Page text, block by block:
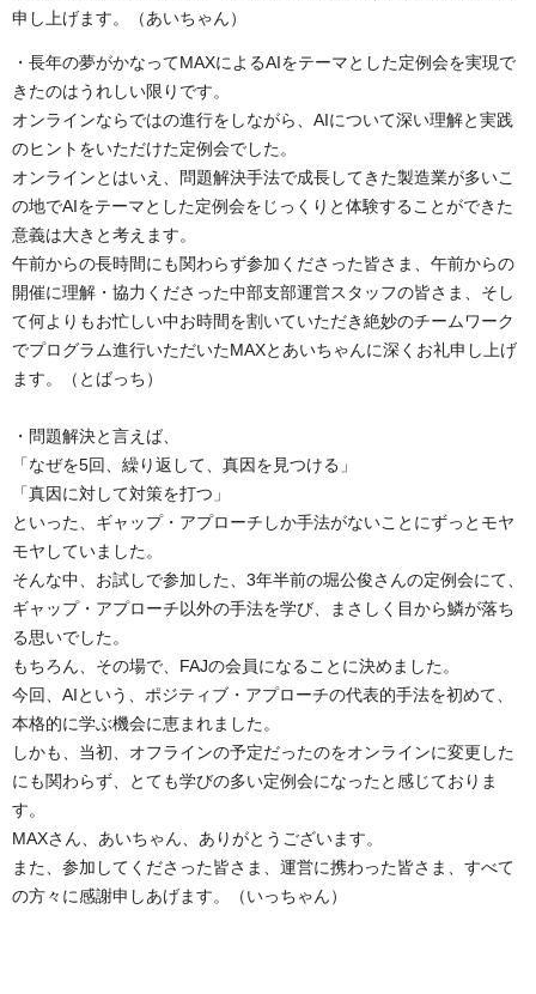
申し上げます。（あいちゃん）
・長年の夢がかなってMAXによるAIをテーマとした定例会を実現で
きたのはうれしい限りです。
オンラインならではの進行をしながら、AIについて深い理解と実践
のヒントをいただけた定例会でした。
オンラインとはいえ、問題解決手法で成長してきた製造業が多いこ
の地でAIをテーマとした定例会をじっくりと体験することができた
意義は大きと考えます。
午前からの長時間にも関わらず参加くださった皆さま、午前からの
開催に理解・協力くださった中部支部運営スタッフの皆さま、そし
て何よりもお忙しい中お時間を割いていただき絶妙のチームワーク
でプログラム進行いただいたMAXとあいちゃんに深くお礼申し上げ
ます。（とばっち）
・問題解決と言えば、
「なぜを5回、繰り返して、真因を見つける」
「真因に対して対策を打つ」
といった、ギャップ・アプローチしか手法がないことにずっとモヤ
モヤしていました。
そんな中、お試しで参加した、3年半前の堀公俊さんの定例会にて、
ギャップ・アプローチ以外の手法を学び、まさしく目から鱗が落ち
る思いでした。
もちろん、その場で、FAJの会員になることに決めました。
今回、AIという、ポジティブ・アプローチの代表的手法を初めて、
本格的に学ぶ機会に恵まれました。
しかも、当初、オフラインの予定だったのをオンラインに変更した
にも関わらず、とても学びの多い定例会になったと感じておりま
す。
MAXさん、あいちゃん、ありがとうございます。
また、参加してくださった皆さま、運営に携わった皆さま、すべて
の方々に感謝申しあげます。（いっちゃん）